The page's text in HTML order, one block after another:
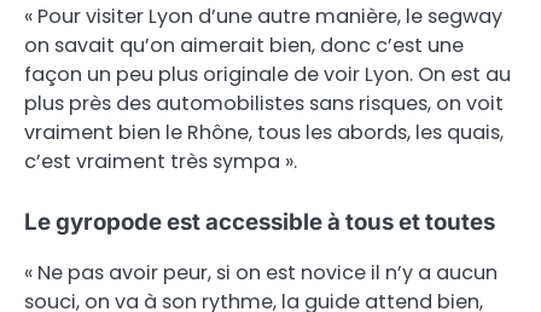
« Pour visiter Lyon d’une autre manière, le segway
on savait qu’on aimerait bien, donc c’est une
façon un peu plus originale de voir Lyon. On est au
plus près des automobilistes sans risques, on voit
vraiment bien le Rhône, tous les abords, les quais,
c’est vraiment très sympa ».
Le gyropode est accessible à tous et toutes
« Ne pas avoir peur, si on est novice il n’y a aucun
souci, on va à son rythme, la guide attend bien,